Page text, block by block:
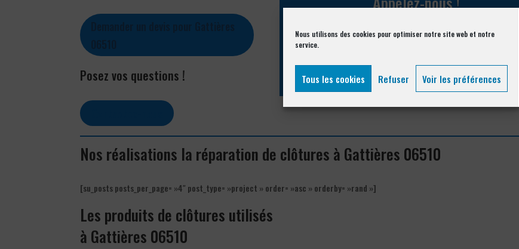
Nous utilisons des cookies pour optimiser notre site web et notre
service.
Tous les cookies Refuser Voir les préférences
Posez vos questions !
Nos réalisations la réparation de clôtures à Gattières 06510
[su_posts posts_per_page= »4″ post_type= »project » order= »asc » orderby= »rand »]
Les produits de clôtures utilisés
à Gattières 06510